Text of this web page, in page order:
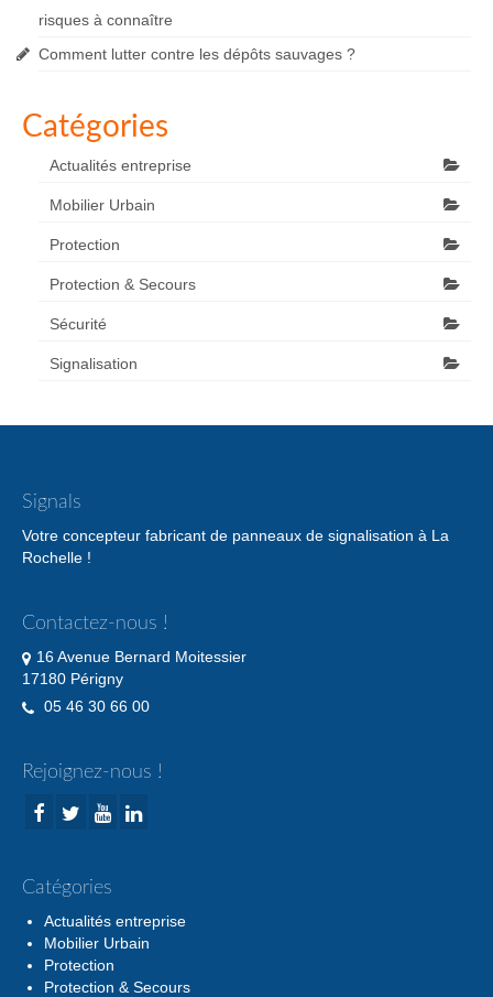
risques à connaître
Comment lutter contre les dépôts sauvages ?
Catégories
Actualités entreprise
Mobilier Urbain
Protection
Protection & Secours
Sécurité
Signalisation
Signals
Votre concepteur fabricant de panneaux de signalisation à La
Rochelle !
Contactez-nous !
16 Avenue Bernard Moitessier
17180 Périgny
05 46 30 66 00
Rejoignez-nous !
Catégories
Actualités entreprise
Mobilier Urbain
Protection
Protection & Secours